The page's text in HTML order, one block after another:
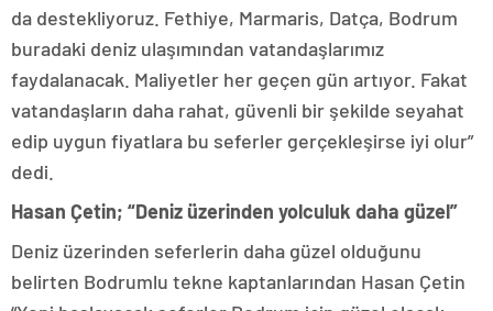
da destekliyoruz. Fethiye, Marmaris, Datça, Bodrum
buradaki deniz ulaşımından vatandaşlarımız
faydalanacak. Maliyetler her geçen gün artıyor. Fakat
vatandaşların daha rahat, güvenli bir şekilde seyahat
edip uygun fiyatlara bu seferler gerçekleşirse iyi olur”
dedi.
Hasan Çetin; “Deniz üzerinden yolculuk daha güzel”
Deniz üzerinden seferlerin daha güzel olduğunu
belirten Bodrumlu tekne kaptanlarından Hasan Çetin